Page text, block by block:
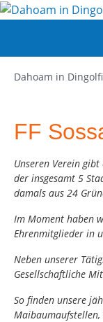
Dahoam in
FF
Unseren Verein
der insgesamt 5
damals aus 24
Im Moment haben
Ehrenmitglieder in
Neben unserer
Gesellschaftliche
So finden unsere
Maibaumaufstellen,